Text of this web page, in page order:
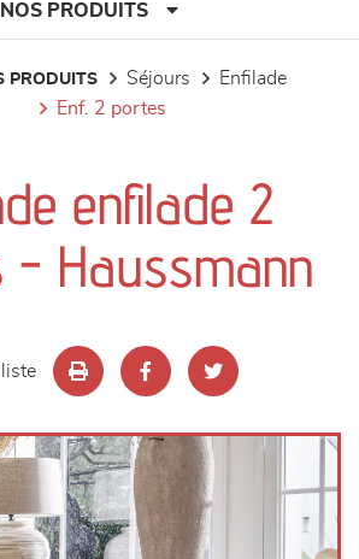
NOS PRODUITS
PRODUITS séjours
enfilade
enf. 2 portes
enfilade 2
- Haussmann